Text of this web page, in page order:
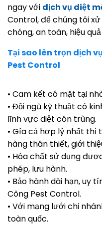
ngay với dịch vụ diệt
Control, để chúng tôi
chóng, an toàn, hiệu
Tại sao lên trọn dịch
Pest Control
• Cam kết có mặt tại
• Đội ngũ kỹ thuật có
lĩnh vực diệt côn trùng.
• Gía cả hợp lý nhất thị
hàng thân thiết, giới
• Hóa chất sử dụng
phép, lưu hành.
• Bảo hành dài hạn, uy
Công Pest Control.
• Với mạng lưới chi
toàn quốc.